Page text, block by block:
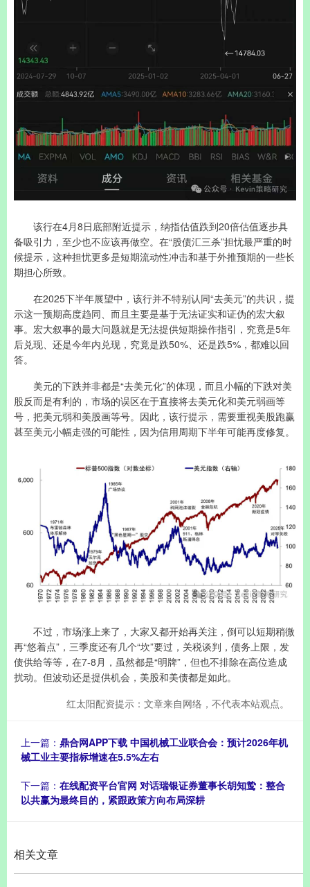
该行在4月8日底部附近提示，纳指估值跌到20倍估值逐步具
备吸引力，至少也不应该再做空。在“股债汇三杀”担忧最严重的时
候提示，这种担忧更多是短期流动性冲击和基于外推预期的一些长
期担心所致。
在2025下半年展望中，该行并不特别认同“去美元”的共识，提
示这一预期高度趋同、而且主要是基于无法证实和证伪的宏大叙
事。宏大叙事的最大问题就是无法提供短期操作指引，究竟是5年
后兑现、还是今年内兑现，究竟是跌50%、还是跌5%，都难以回
答。
美元的下跌并非都是“去美元化”的体现，而且小幅的下跌对美
股反而是有利的，市场的误区在于直接将去美元化和美元弱画等
号，把美元弱和美股画等号。因此，该行提示，需要重视美股跑赢
甚至美元小幅走强的可能性，因为信用周期下半年可能再度修复。
不过，市场涨上来了，大家又都开始再关注，倒可以短期稍微
再“悠着点”，三季度还有几个“坎”要过，关税谈判，债务上限，发
债供给等等，在7-8月，虽然都是“明牌”，但也不排除在高位造成
扰动。但波动还是提供机会，美股和美债都是如此。
红太阳配资提示：文章来自网络，不代表本站观点。
上一篇： 鼎合网APP下载 中国机械工业联合会：预计2026年机
械工业主要指标增速在5.5%左右
下一篇： 在线配资平台官网 对话瑞银证券董事长胡知鸷：整合
以共赢为最终目的，紧跟政策方向布局深耕
相关文章